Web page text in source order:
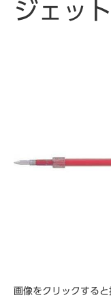
ジェッ
画像をクリックすると